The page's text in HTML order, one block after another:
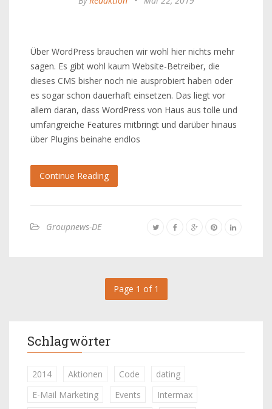
Über WordPress brauchen wir wohl hier nichts mehr
sagen. Es gibt wohl kaum Website-Betreiber, die
dieses CMS bisher noch nie ausprobiert haben oder
es sogar schon dauerhaft einsetzen. Das liegt vor
allem daran, dass WordPress von Haus aus tolle und
umfangreiche Features mitbringt und darüber hinaus
über Plugins beinahe endlos
Continue Reading
Groupnews-DE
Page 1 of 1
Schlagwörter
2014 Aktionen Code
dating
E-Mail Marketing
Events
Intermax